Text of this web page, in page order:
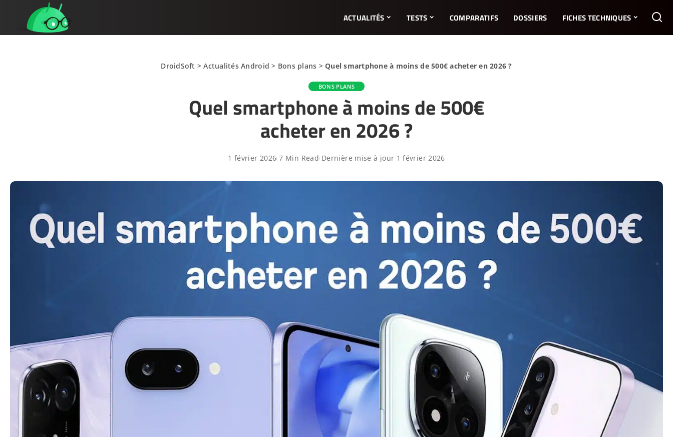
ACTUALITÉS TESTS COMPARATIFS DOSSIERS FICHES TECHNIQUES
DroidSoft >Actualités Android > Bons plans >Quel smartphone à moins de 500€ acheter en 2026 ?
BONS PLANS
Quel smartphone à moins de 500€
acheter en 2026 ?
1 février 2026 7 Min Read Dernière mise à jour 1 février 2026